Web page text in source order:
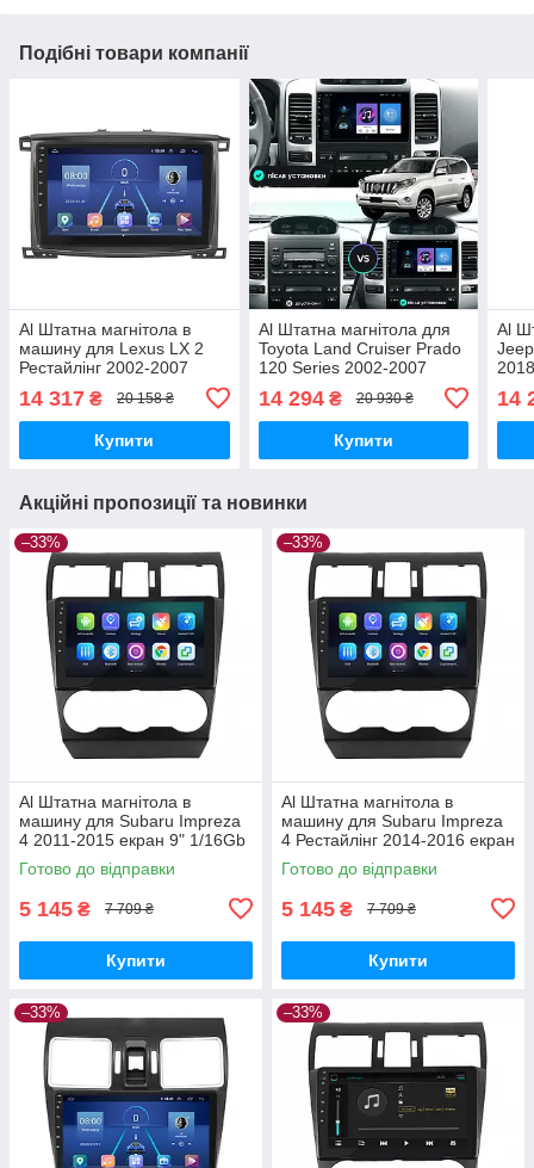
Подібні товари компанії
Al Штатна магнітола в
машину для Lexus LX 2
Рестайлінг 2002-2007
екран 10" 2/32Gb 4G Wi-Fi
GPS Top
14 317 ₴ 20 158 ₴
Купити
Al Штатна магнітола для
Toyota Land Cruiser Prado
120 Series 2002-2007
екран 9" 4/32Gb 4G Wi-Fi
GPS Top Android
14 294₴ 20 930 ₴
Купити
Al
14
Акційні пропозиції та новинки
–33%
Al Штатна магнітола в
машину для Subaru Impreza
4 2011-2015 екран 9" 1/16Gb
Wi-Fi GPS Base
Готово до відправки
5 145 ₴ 7 709 ₴
Купити
–33%
Al Штатна магнітола в
машину для Subaru Impreza
4 Рестайлінг 2014-2016 екран
9" 1/16Gb Wi-Fi GPS Base
Готово до відправки
5 145 ₴ 7 709 ₴
Купити
–33% –33%